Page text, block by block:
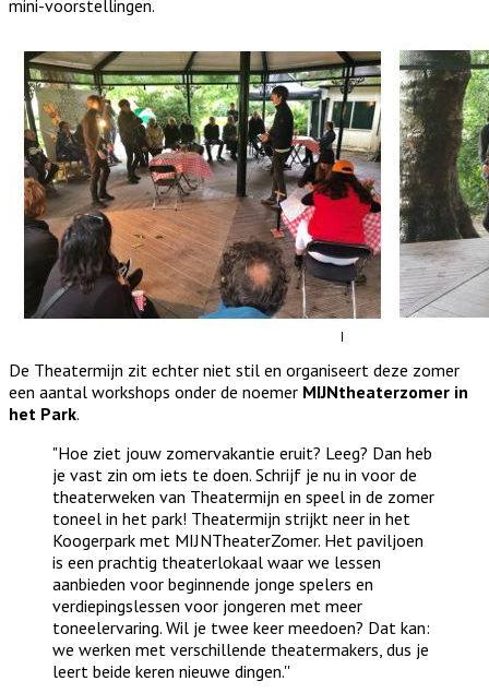
mini-voorstellingen.
De Theatermijn zit echter niet stil en organiseert deze zomer
een aantal workshops onder de noemer MIJNtheaterzomer in
het Park.
"Hoe ziet jouw zomervakantie eruit? Leeg? Dan heb
je vast zin om iets te doen. Schrijf je nu in voor de
theaterweken van Theatermijn en speel in de zomer
toneel in het park! Theatermijn strijkt neer in het
Koogerpark met MIJNTheaterZomer. Het paviljoen
is een prachtig theaterlokaal waar we lessen
aanbieden voor beginnende jonge spelers en
verdiepingslessen voor jongeren met meer
toneelervaring. Wil je twee keer meedoen? Dat kan:
we werken met verschillende theatermakers, dus je
leert beide keren nieuwe dingen.''